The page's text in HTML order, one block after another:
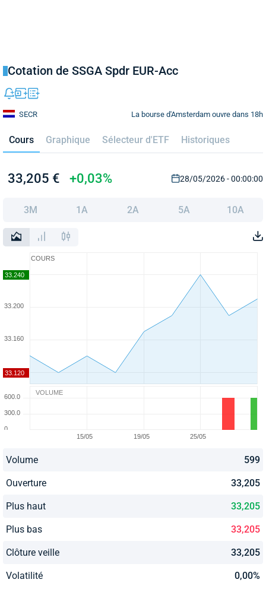
Cotation de SSGA Spdr EUR-Acc
La bourse d'Amsterdam ouvre dans 18h
SECR
Cours Graphique Sélecteur d'ETF Historiques
33,205 € +0,03% 28/05/2026 - 00:00:00
3M 1A 2A 5A 10A
VOLUME
COURS
Volume 599
Ouverture 33,205
Plus haut 33,205
Plus bas 33,205
Clôture veille 33,205
Volatilité 0,00%